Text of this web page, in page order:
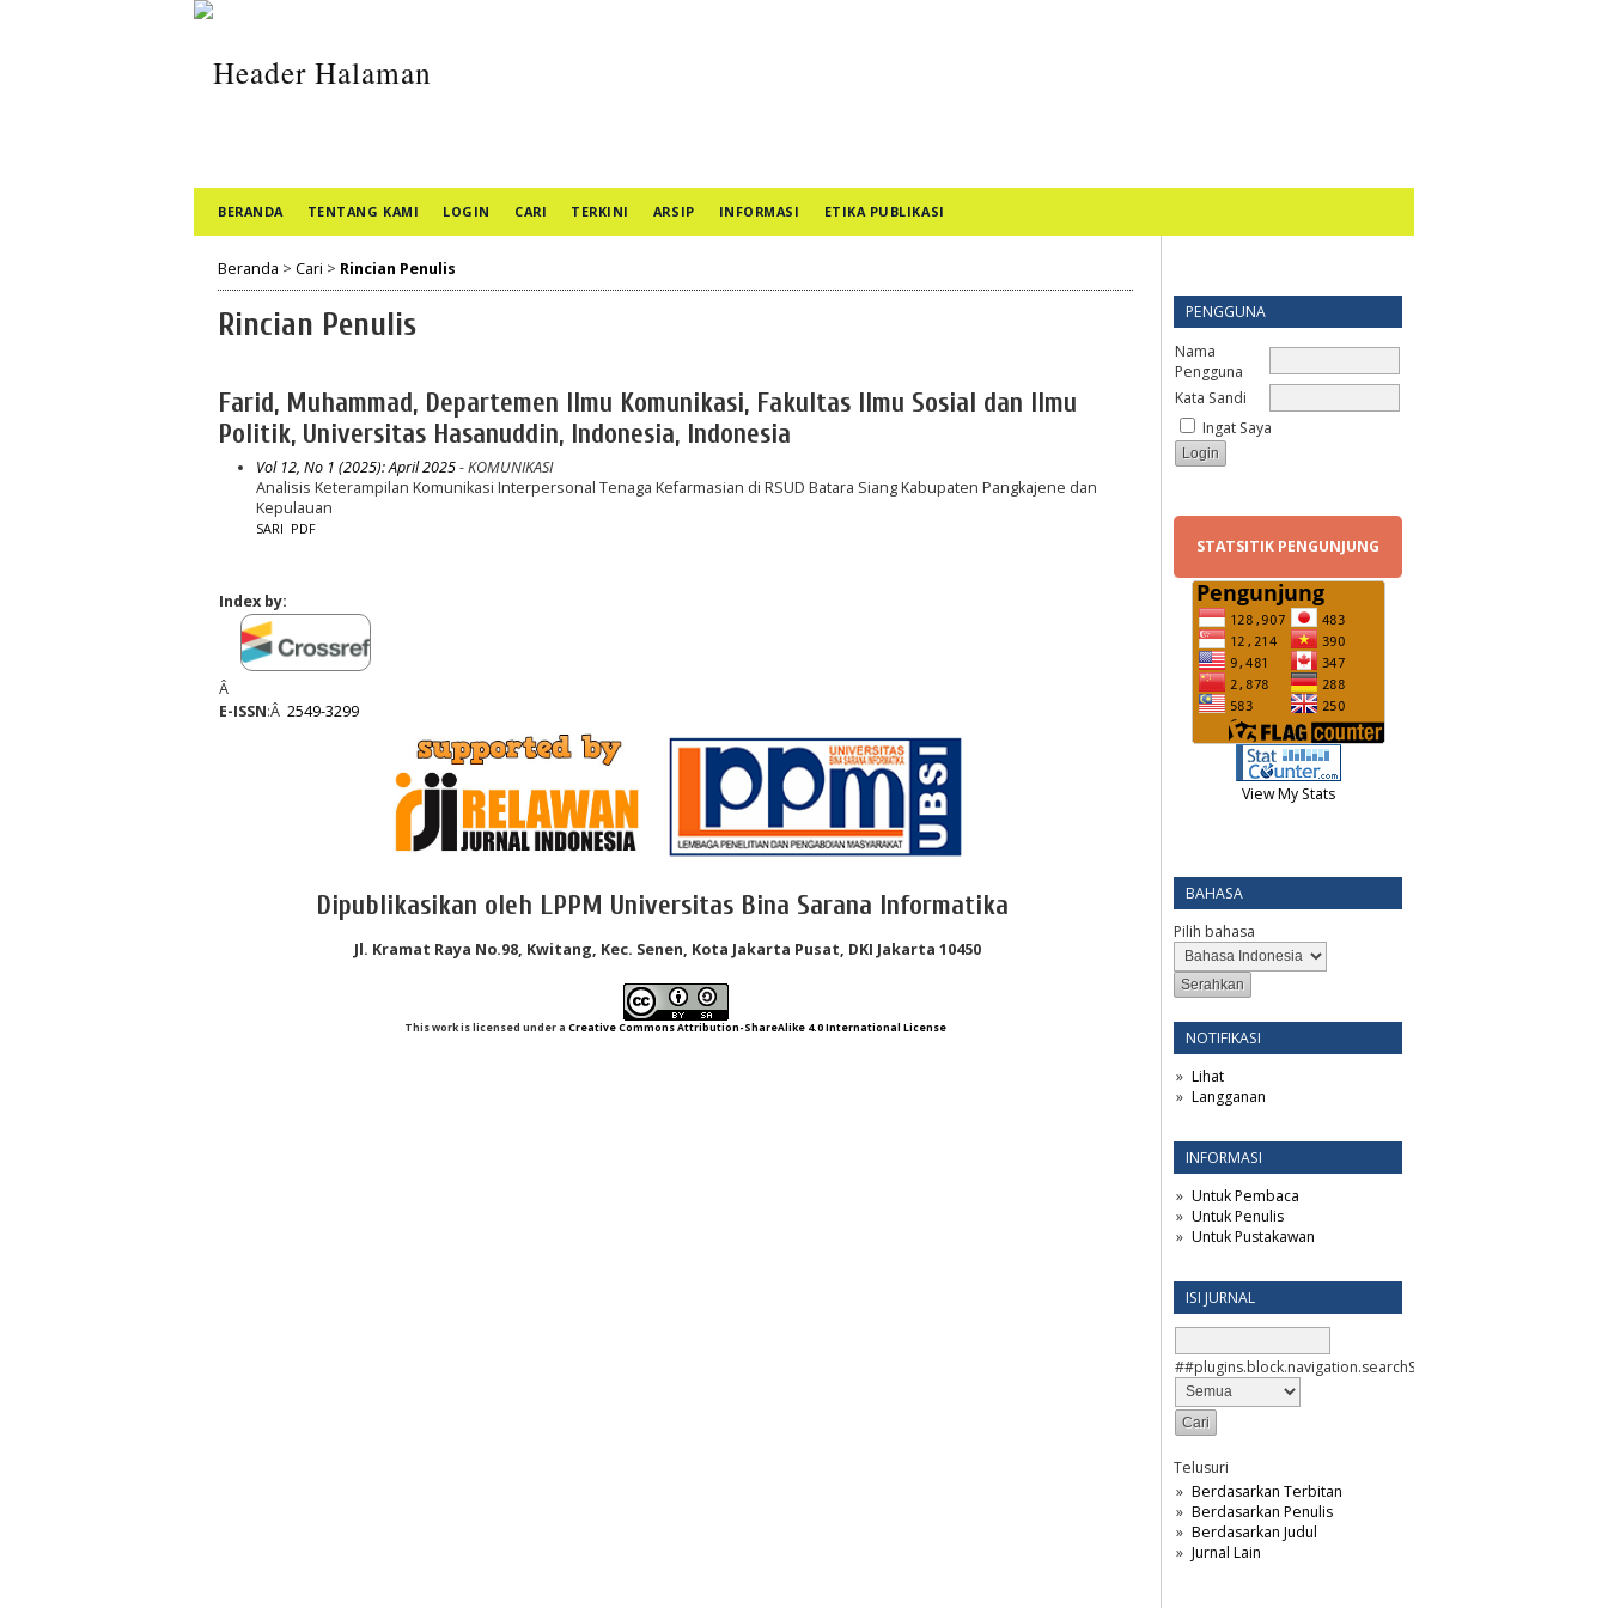
PENGGUNA
Nama
Pengguna
Kata Sandi
Ingat Saya
STATSITIK PENGUNJUNG
View My Stats
BAHASA
Pilih bahasa
NOTIFIKASI
Lihat
Langganan
INFORMASI
Untuk Pembaca
Untuk Penulis
Untuk Pustakawan
ISI JURNAL
##plugins.block.navigation.searchScope##
Telusuri
Berdasarkan Terbitan
Berdasarkan Penulis
Berdasarkan Judul
Jurnal Lain
BERANDA TENTANG KAMI LOGIN CARI TERKINI ARSIP INFORMASI ETIKA PUBLIKASI
Beranda > Cari > Rincian Penulis
Rincian Penulis
Farid, Muhammad, Departemen Ilmu Komunikasi, Fakultas Ilmu Sosial dan Ilmu
Politik, Universitas Hasanuddin, Indonesia, Indonesia
Vol 12, No 1 (2025): April 2025- KOMUNIKASI
Analisis Keterampilan Komunikasi Interpersonal Tenaga Kefarmasian di RSUD Batara Siang Kabupaten Pangkajene dan
Kepulauan
SARI PDF
Index by:
Â
E-ISSN:Â 2549-3299
Dipublikasikan oleh LPPM Universitas Bina Sarana Informatika
Jl. Kramat Raya No.98, Kwitang, Kec. Senen, Kota Jakarta Pusat, DKI Jakarta 10450
This work is licensed under a Creative Commons Attribution-ShareAlike 4.0 International License